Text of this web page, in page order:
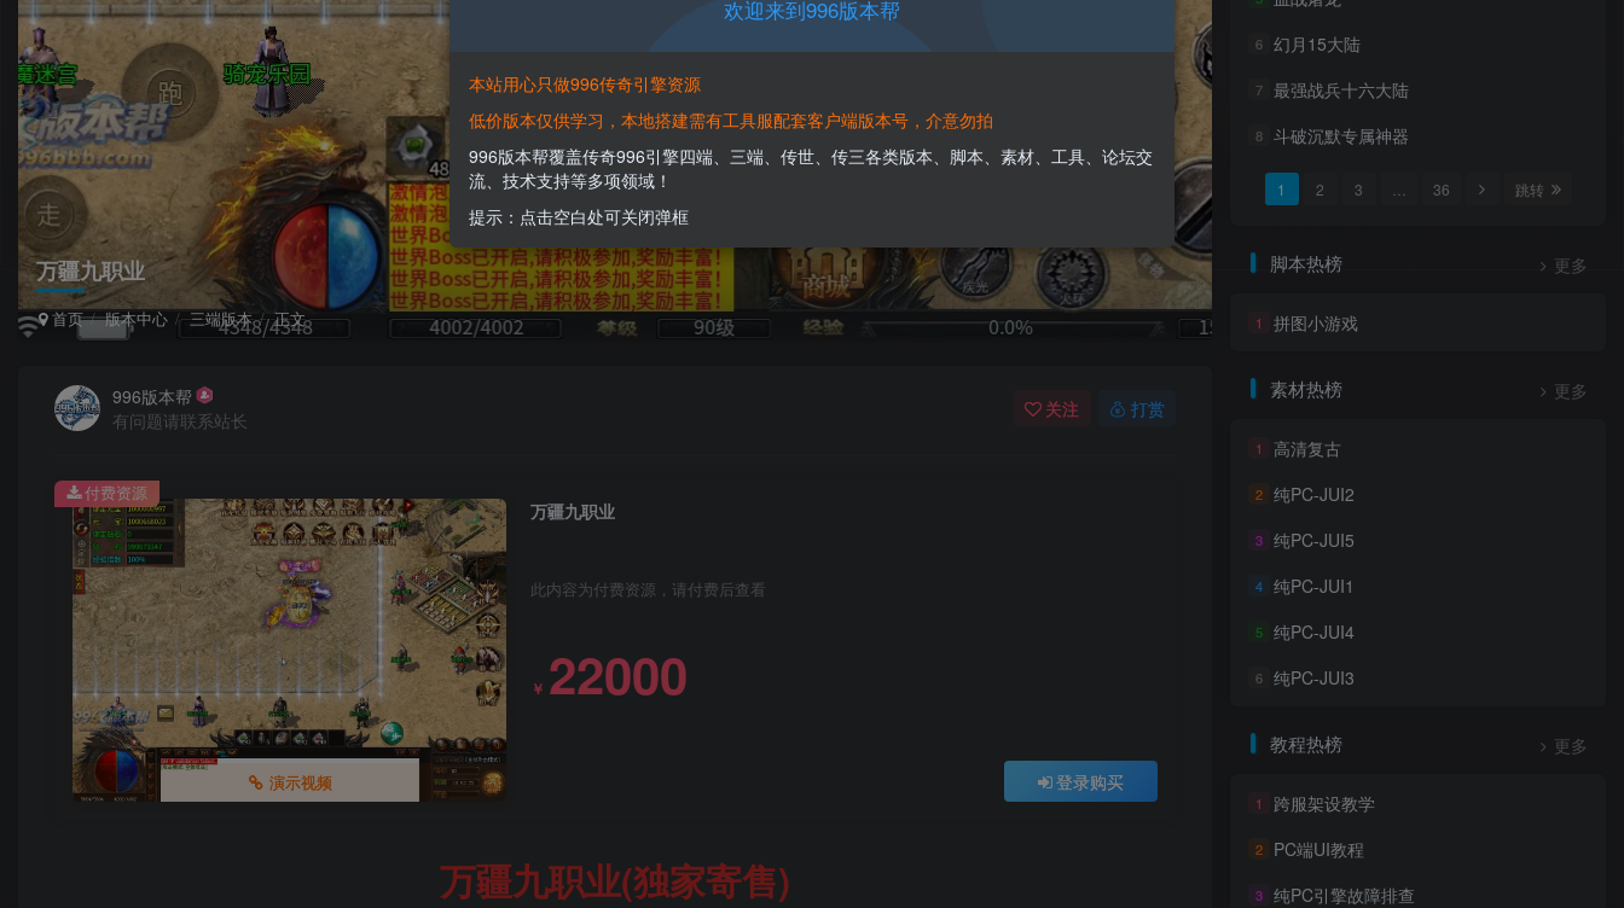
万疆九职业
首页 版本中心 三端版本 正文
996版本帮
有问题请联系站长
关注 打赏
演示视频
万疆九职业
此内容为付费资源，请付费后查看
￥ 22000
登录购买
付费资源
万疆九职业(独家寄售)
6 幻月15大陆
7 最强战兵十六大陆
8 斗破沉默专属神器
1 2 3 36 跳转
脚本热榜 更多
1 拼图小游戏
素材热榜 更多
1 高清复古
2 纯PC-JUI2
3 纯PC-JUI5
4 纯PC-JUI1
5 纯PC-JUI4
6 纯PC-JUI3
教程热榜 更多
1 跨服架设教学
2 PC端UI教程
3 纯PC引擎故障排查
欢迎来到996版本帮
本站用心只做996传奇引擎资源
低价版本仅供学习，本地搭建需有工具服配套客户端版本号，介意勿拍
996版本帮覆盖传奇996引擎四端、三端、传世、传三各类版本、脚本、素材、工具、论坛交
流、技术支持等多项领域！
提示：点击空白处可关闭弹框